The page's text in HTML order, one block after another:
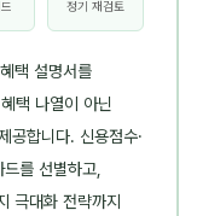
정기 재검토
택 설명서를
택 나열이 아닌
공합니다. 신용점수·
를 선별하고,
극대화 전략까지